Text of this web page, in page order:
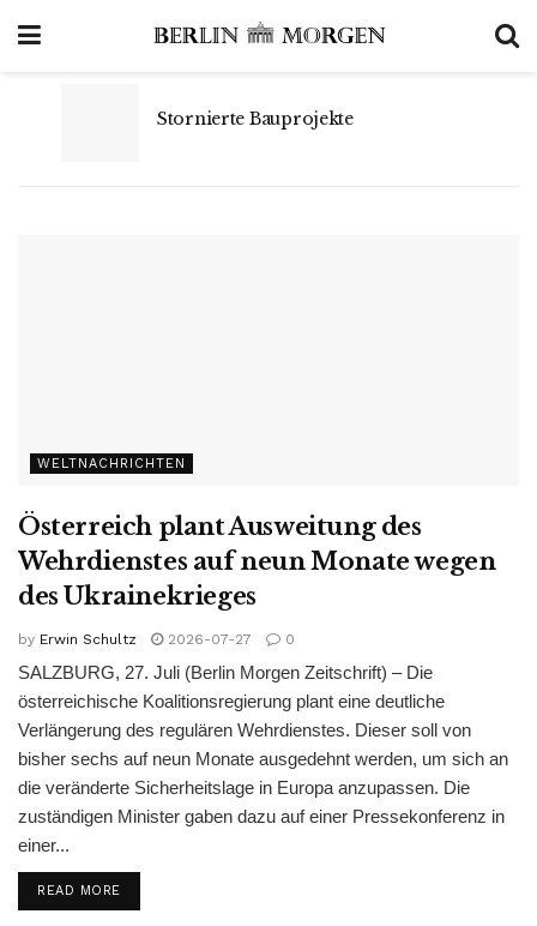
Stornierte Bauprojekte
WELTNACHRICHTEN
Österreich plant Ausweitung des
Wehrdienstes auf neun Monate wegen
des Ukrainekrieges
by Erwin Schultz 2026-07-27 0
SALZBURG, 27. Juli (Berlin Morgen Zeitschrift) – Die
österreichische Koalitionsregierung plant eine deutliche
Verlängerung des regulären Wehrdienstes. Dieser soll von
bisher sechs auf neun Monate ausgedehnt werden, um sich an
die veränderte Sicherheitslage in Europa anzupassen. Die
zuständigen Minister gaben dazu auf einer Pressekonferenz in
einer...
READ MOREDETAILS